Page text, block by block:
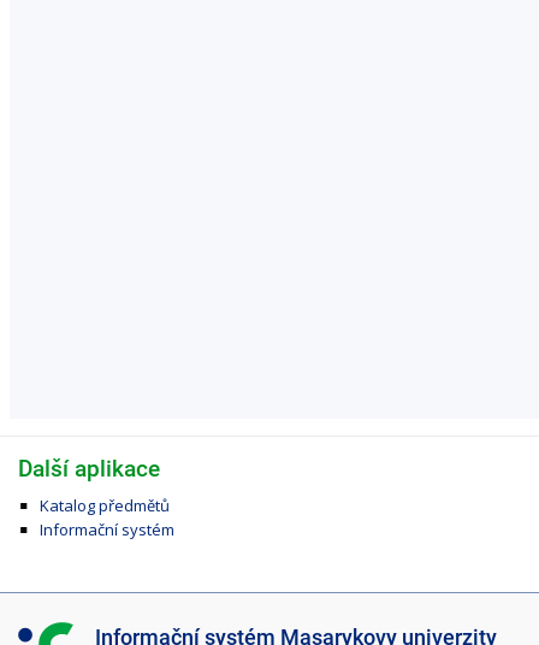
Další aplikace
Katalog předmětů
Informační systém
I Informační systém Masarykovy univerzity